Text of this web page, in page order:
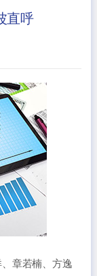
直呼
、章若楠、方逸